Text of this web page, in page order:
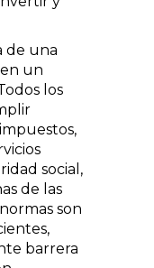
de una
un
los
social,
de las
son
barrera